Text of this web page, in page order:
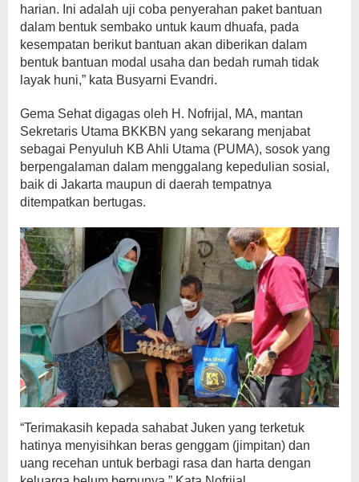
harian. Ini adalah uji coba penyerahan paket bantuan
dalam bentuk sembako untuk kaum dhuafa, pada
kesempatan berikut bantuan akan diberikan dalam
bentuk bantuan modal usaha dan bedah rumah tidak
layak huni,” kata Busyarni Evandri.
Gema Sehat digagas oleh H. Nofrijal, MA, mantan
Sekretaris Utama BKKBN yang sekarang menjabat
sebagai Penyuluh KB Ahli Utama (PUMA), sosok yang
berpengalaman dalam menggalang kepedulian sosial,
baik di Jakarta maupun di daerah tempatnya
ditempatkan bertugas.
“Terimakasih kepada sahabat Juken yang terketuk
hatinya menyisihkan beras genggam (jimpitan) dan
uang recehan untuk berbagi rasa dan harta dengan